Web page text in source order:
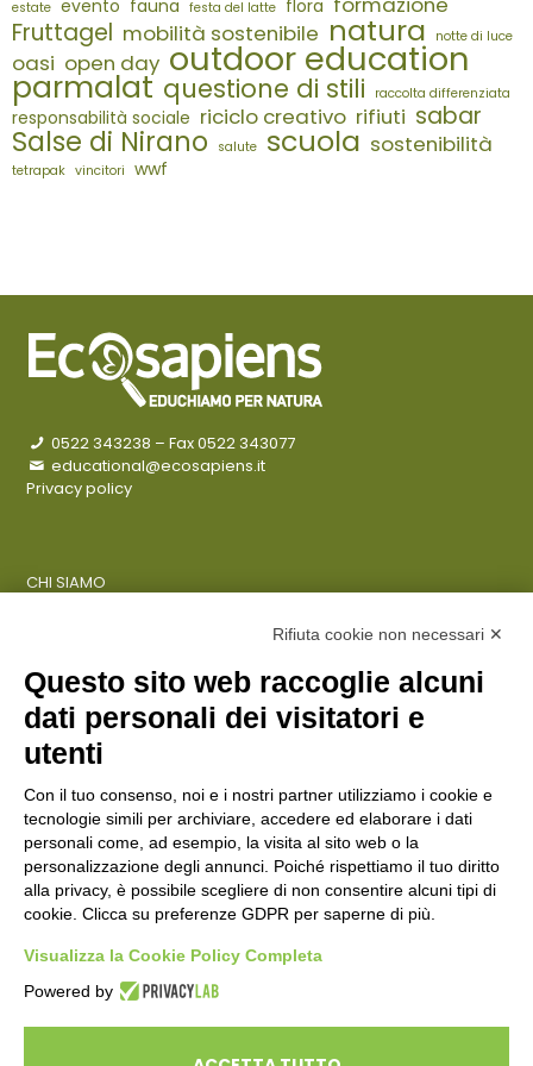
estate evento fauna festa del latte flora
Fruttagel mobilità sostenibile natura notte di luce
oasi open day outdoor education
parmalat questione di stili raccolta differenziata
responsabilità sociale riciclo creativo rifiuti sabar
Salse di Nirano salute scuola sostenibilità
tetrapak vincitori wwf
0522 343238 – Fax 0522 343077
educational@ecosapiens.it
Privacy policy
CHI SIAMO
ENTI PUBBLICI
SCUOLE
CITTADINI E FAMIGLIE
CONTATTI
Seguici su:
Italiano
ECOSAPIENS è un marchio L’Ovile Cooperativa Sociale
Rifiuta cookie non necessari ✕
Questo sito web raccoglie alcuni
dati personali dei visitatori e
utenti
Con il tuo consenso, noi e i nostri partner utilizziamo i cookie e
tecnologie simili per archiviare, accedere ed elaborare i dati
personali come, ad esempio, la visita al sito web o la
personalizzazione degli annunci. Poiché rispettiamo il tuo diritto
alla privacy, è possibile scegliere di non consentire alcuni tipi di
cookie. Clicca su preferenze GDPR per saperne di più.
Visualizza la Cookie Policy Completa
Powered by